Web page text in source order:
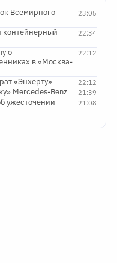
23:05
Всемирного
22:34
контейнерный
22:12
о
в «Москва-
22:12
«Энхерту»
21:39
Mercedes-Benz
21:08
ужесточении